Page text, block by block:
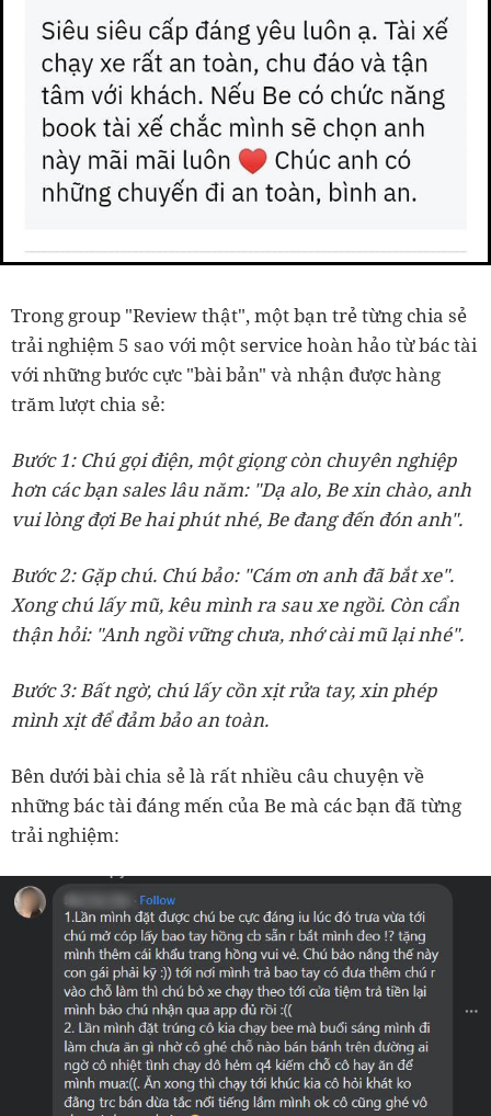
Trong group "Review thật", một bạn trẻ từng chia sẻ
trải nghiệm 5 sao với một service hoàn hảo từ bác tài
với những bước cực "bài bản" và nhận được hàng
trăm lượt chia sẻ:
Bước 1: Chú gọi điện, một giọng còn chuyên nghiệp
hơn các bạn sales lâu năm: "Dạ alo, Be xin chào, anh
vui lòng đợi Be hai phút nhé, Be đang đến đón anh".
Bước 2: Gặp chú. Chú bảo: "Cám ơn anh đã bắt xe".
Xong chú lấy mũ, kêu mình ra sau xe ngồi. Còn cẩn
thận hỏi: "Anh ngồi vững chưa, nhớ cài mũ lại nhé".
Bước 3: Bất ngờ, chú lấy cồn xịt rửa tay, xin phép
mình xịt để đảm bảo an toàn.
Bên dưới bài chia sẻ là rất nhiều câu chuyện về
những bác tài đáng mến của Be mà các bạn đã từng
trải nghiệm: